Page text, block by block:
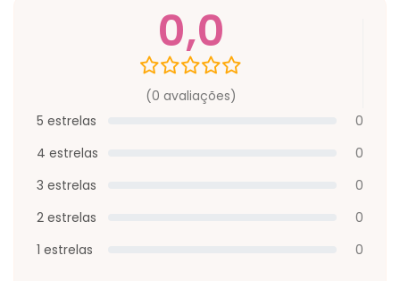
0,0
(0 avaliações)
5 estrelas
0
4 estrelas
0
3 estrelas
0
2 estrelas
0
1 estrelas
0